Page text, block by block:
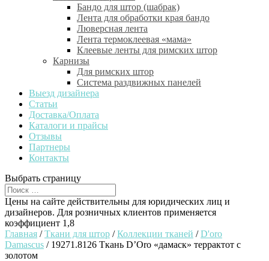
Бандо для штор (шабрак)
Лента для обработки края бандо
Люверсная лента
Лента термоклеевая «мама»
Клеевые ленты для римских штор
Карнизы
Для римских штор
Система раздвижных панелей
Выезд дизайнера
Статьи
Доставка/Оплата
Каталоги и прайсы
Отзывы
Партнеры
Контакты
Выбрать страницу
Цены на сайте действительны для юридических лиц и
дизайнеров. Для розничных клиентов применяется
коэффициент 1,8
Главная /Ткани для штор /Коллекции тканей /D'oro
Damascus / 19271.8126 Ткань D’Oro «дамаск» террактот с
золотом